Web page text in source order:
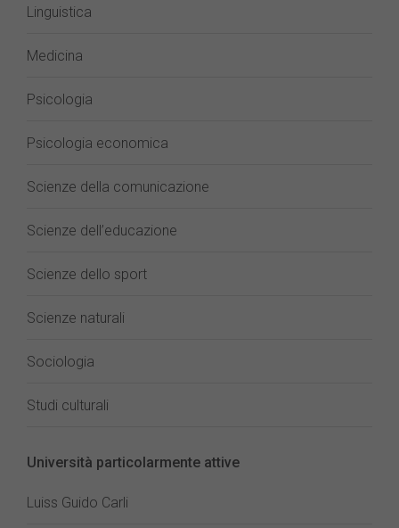
Linguistica
Medicina
Psicologia
Psicologia economica
Scienze della comunicazione
Scienze dell’educazione
Scienze dello sport
Scienze naturali
Sociologia
Studi culturali
Università particolarmente attive
Luiss Guido Carli